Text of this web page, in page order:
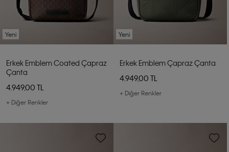
Yeni
Erkek Emblem Coated Çapraz
Çanta
4.949,00 TL
+ Diğer Renkler
Yeni
Erkek Emblem Çapraz Çanta
4.949,00 TL
+ Diğer Renkler